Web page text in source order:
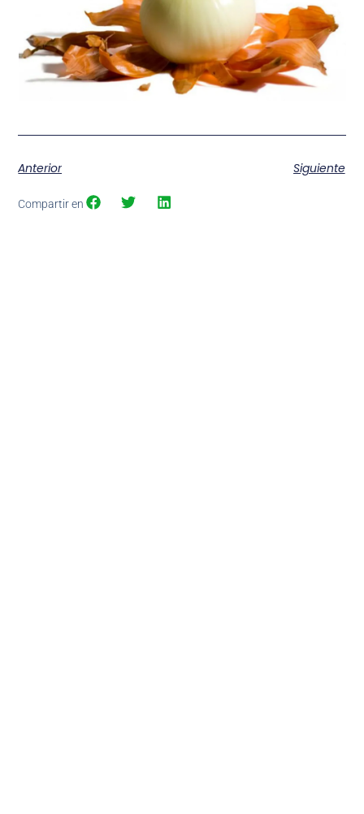
Anterior Siguiente
Compartir en